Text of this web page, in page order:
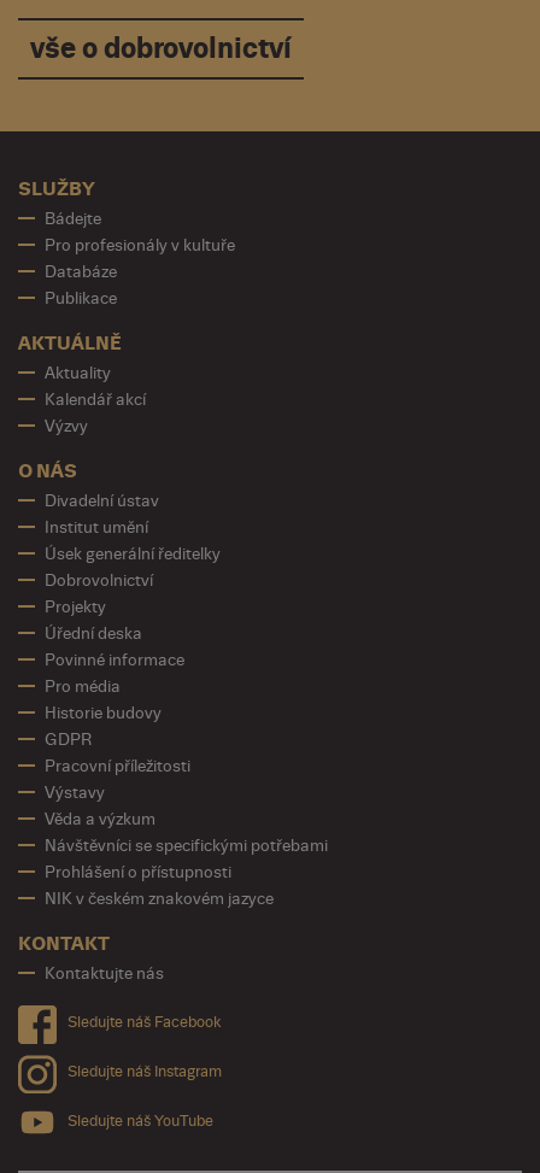
vše o dobrovolnictví
SLUŽBY
Bádejte
Pro profesionály v kultuře
Databáze
Publikace
AKTUÁLNĚ
Aktuality
Kalendář akcí
Výzvy
O NÁS
Divadelní ústav
Institut umění
Úsek generální ředitelky
Dobrovolnictví
Projekty
Úřední deska
Povinné informace
Pro média
Historie budovy
GDPR
Pracovní příležitosti
Výstavy
Věda a výzkum
Návštěvníci se specifickými potřebami
Prohlášení o přístupnosti
NIK v českém znakovém jazyce
KONTAKT
Kontaktujte nás
Sledujte náš Facebook
Sledujte náš Instagram
Sledujte náš YouTube